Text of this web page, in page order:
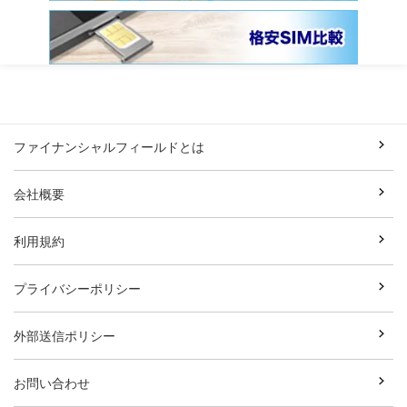
ファイナンシャルフィールドとは
会社概要
利用規約
プライバシーポリシー
外部送信ポリシー
お問い合わせ